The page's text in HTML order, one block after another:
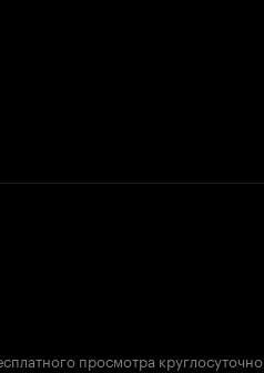
просмотра круглосуточно